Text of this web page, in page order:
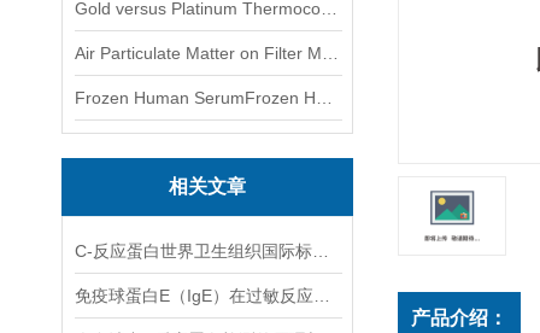
相关文章
产品介绍：